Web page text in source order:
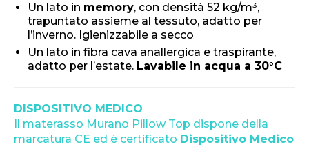
Un lato in memory, con densità 52 kg/m³,
trapuntato assieme al tessuto, adatto per
l’inverno. Igienizzabile a secco
Un lato in fibra cava anallergica e traspirante,
adatto per l’estate. Lavabile in acqua a 30°C
DISPOSITIVO MEDICO
Il materasso Murano Pillow Top dispone della
marcatura CE ed è certificato Dispositivo Medico